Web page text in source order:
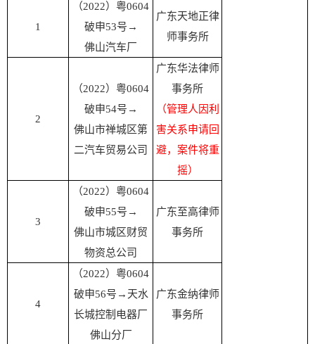
1
（2022）粤0604
破申53号 →
佛山汽车厂
广东天地正律
师事务所
2
（2022）粤0604
破申54号 →
佛山市禅城区第
二汽车贸易公司
广东华法律师
事务所
（管理人因利
害关系申请回
避，案件将重
摇）
3
（2022）粤0604
破申55号→
佛山市城区财贸
物资总公司
广东至高律师
事务所
4
（2022）粤0604
破申56号 →天水
长城控制电器厂
佛山分厂
广东金纳律师
事务所